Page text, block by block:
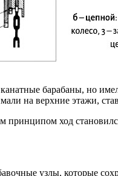
барабаны, но
на верхние этажи,
ход
узлы, которые